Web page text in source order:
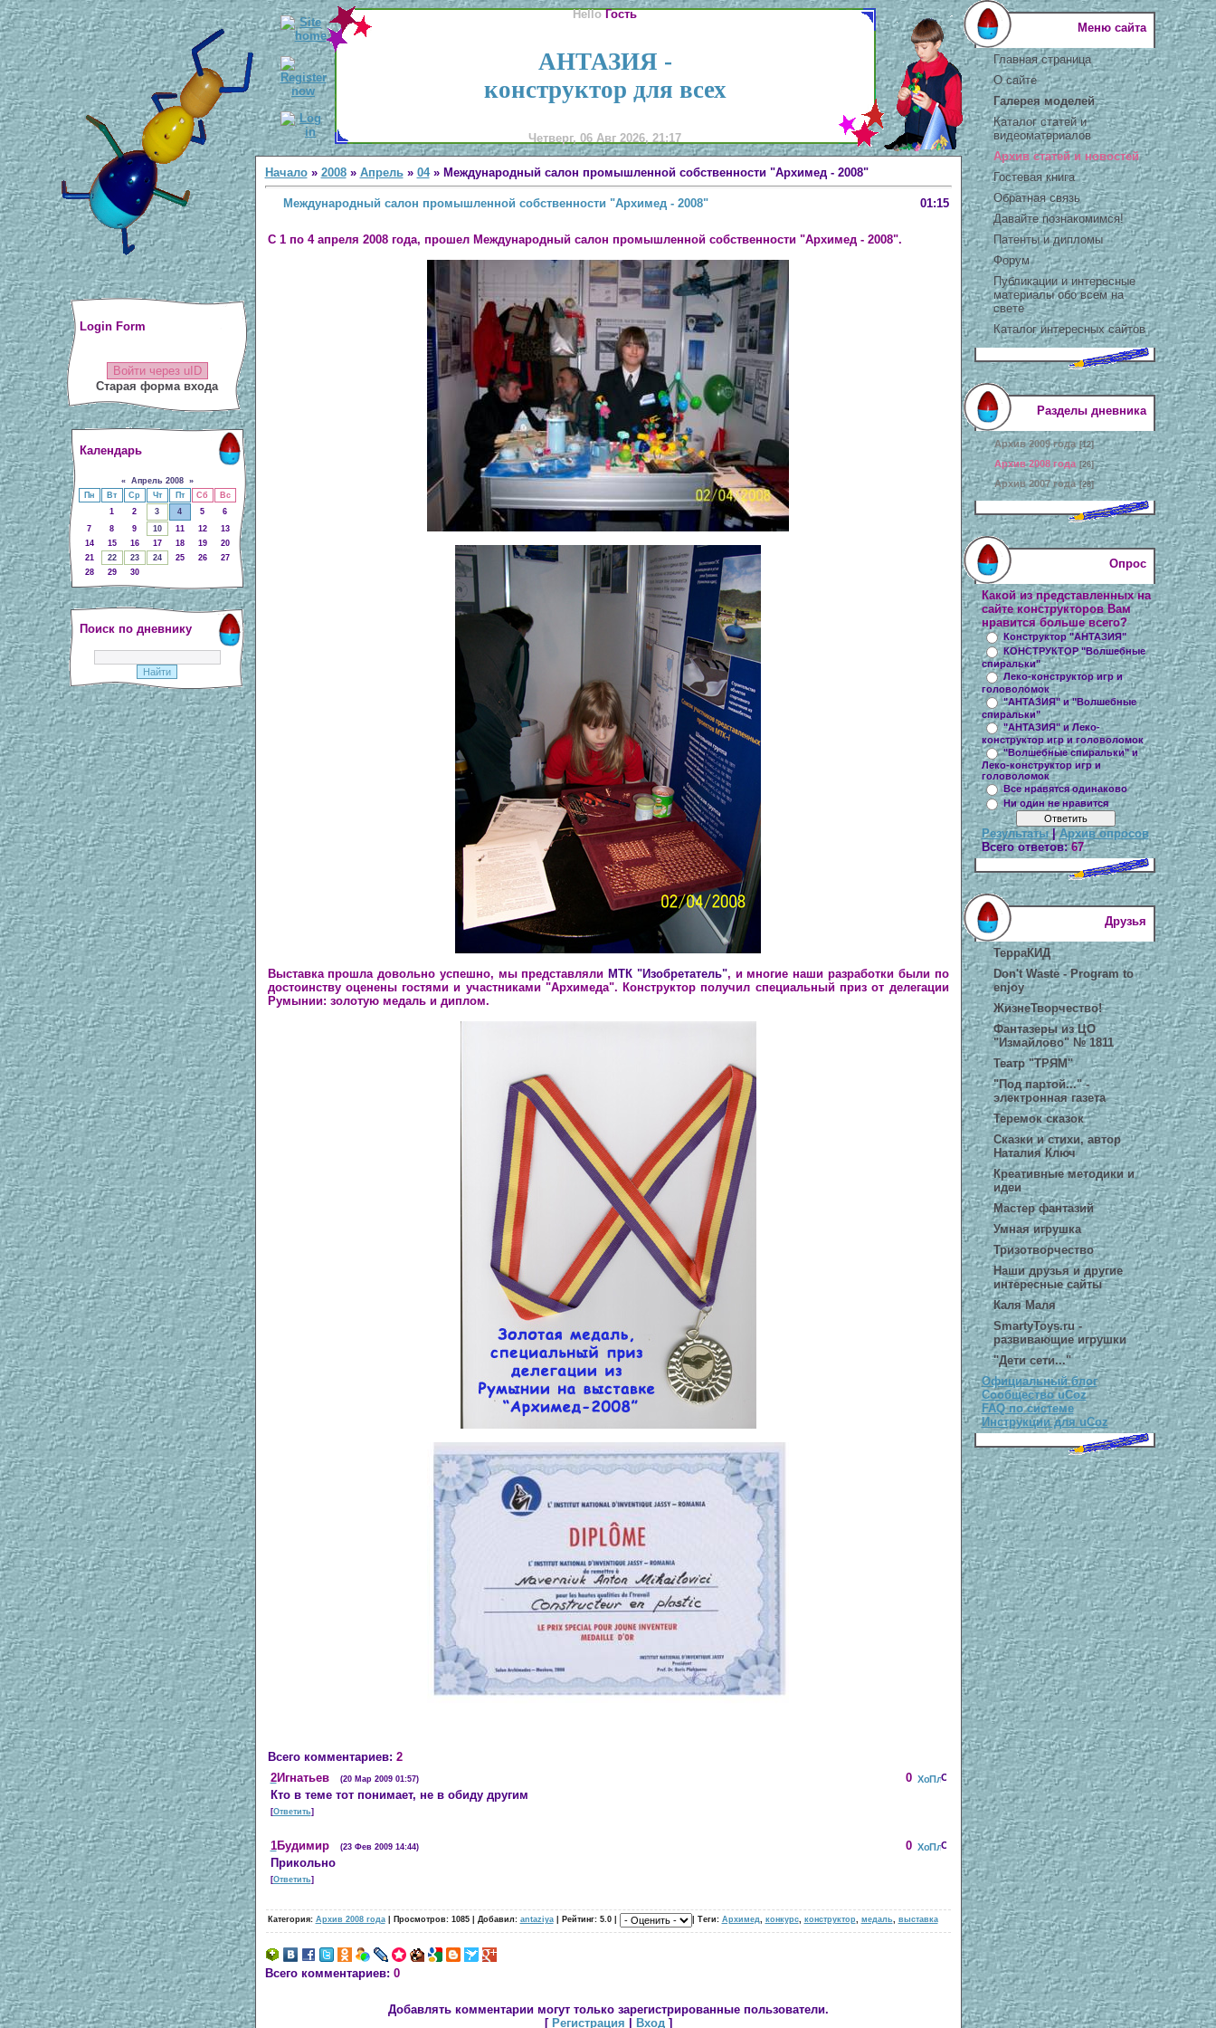
Login Form
Войти через uID
Старая форма входа
Календарь
« Апрель 2008
»
Пн
Вт Ср Чт Пт Сб
Вс
1
2 3 4 5
6
7
8 9 10 11 12
13
14
15 16 17 18 19
20
21
22 23 24 25 26
27
28
29 30
Поиск по дневнику
HelloГость
АНТАЗИЯ -
конструктор для всех
Четверг, 06 Авг 2026, 21:17
Начало» 2008 » Апрель » 04» Международный салон промышленной собственности "Архимед - 2008"
Международный салон промышленной собственности "Архимед - 2008" 01:15
С 1 по 4 апреля 2008 года, прошел Международный салон промышленной собственности "Архимед - 2008".
Выставка прошла довольно успешно, мы представляли МТК "Изобретатель", и многие наши разработки были по
достоинству оценены гостями и участниками "Архимеда". Конструктор получил специальный приз от делегации
Румынии: золотую медаль и диплом.
Всего комментариев: 2
0
2Игнатьев (20 Мар 2009 01:57)
Кто в теме тот понимает, не в обиду другим
[Ответить]
0
1Будимир (23 Фев 2009 14:44)
Прикольно
[Ответить]
Категория: Архив 2008 года| Просмотров: 1085 | Добавил: antaziya| Рейтинг: 5.0 | | Теги: Архимед, конкурс, конструктор, медаль, выставка
Всего комментариев: 0
Добавлять комментарии могут только зарегистрированные пользователи.
[ Регистрация Вход]
Меню сайта
Главная страница
О сайте
Галерея моделей
Каталог статей и
видеоматериалов
Архив статей и новостей
Гостевая книга
Обратная связь
Давайте познакомимся!
Патенты и дипломы
Форум
Публикации и интересные
материалы обо всем на
свете
Каталог интересных сайтов
Разделы дневника
Архив 2009 года [12]
Архив 2008 года [26]
Архив 2007 года [28]
Опрос
Какой из представленных на
сайте конструкторов Вам
нравится больше всего?
Конструктор "АНТАЗИЯ"
КОНСТРУКТОР "Волшебные
спиральки"
Леко-конструктор игр и
головоломок
"АНТАЗИЯ" и "Волшебные
спиральки"
"АНТАЗИЯ" и Леко-
конструктор игр и головоломок
"Волшебные спиральки" и
Леко-конструктор игр и
головоломок
Все нравятся одинаково
Ни один не нравится
Результаты|Архив опросов
Всего ответов:67
Друзья
ТерраКИД
Don't Waste - Program to
enjoy
ЖизнеТворчество!
Фантазеры из ЦО
"Измайлово" № 1811
Театр "ТРЯМ"
"Под партой..." -
электронная газета
Теремок сказок
Сказки и стихи, автор
Наталия Ключ
Креативные методики и
идеи
Мастер фантазий
Умная игрушка
Тризотворчество
Наши друзья и другие
интересные сайты
Каля Маля
SmartyToys.ru -
развивающие игрушки
"Дети сети..."
Официальный блог
Сообщество uCoz
FAQ по системе
Инструкции для uCoz